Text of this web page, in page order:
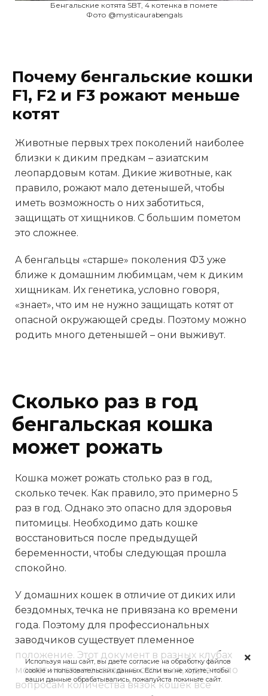
Бенгальские котята SBT, 4 котенка в помете
Фото @mysticaurabengals
Почему бенгальские кошки
F1, F2 и F3 рожают меньше
котят
Животные первых трех поколений наиболее
близки к диким предкам – азиатским
леопардовым котам. Дикие животные, как
правило, рожают мало детенышей, чтобы
иметь возможность о них заботиться,
защищать от хищников. С большим пометом
это сложнее.
А бенгальцы «старше» поколения Ф3 уже
ближе к домашним любимцам, чем к диким
хищникам. Их генетика, условно говоря,
«знает», что им не нужно защищать котят от
опасной окружающей среды. Поэтому можно
родить много детенышей – они выживут.
Сколько раз в год
бенгальская кошка
может рожать
Кошка может рожать столько раз в год,
сколько течек. Как правило, это примерно 5
раз в год. Однако это опасно для здоровья
питомицы. Необходимо дать кошке
восстановиться после предыдущей
беременности, чтобы следующая прошла
спокойно.
У домашних кошек в отличие от диких или
бездомных, течка не привязана ко времени
года. Поэтому для профессиональных
заводчиков существует племенное
положение. Этот документ в разных клубах
может иметь некоторые отличия, однако по
вопросам количества вязок кошек все
Используя наш сайт, вы даете согласие на обработку файлов
cookie и пользовательских данных. Если вы не хотите, чтобы
ваши данные обрабатывались, пожалуйста покиньте сайт.